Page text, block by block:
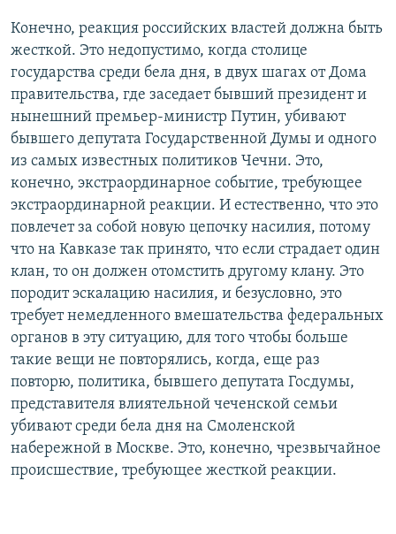
Конечно, реакция российских властей должна быть
жесткой. Это недопустимо, когда столице
государства среди бела дня, в двух шагах от Дома
правительства, где заседает бывший президент и
нынешний премьер-министр Путин, убивают
бывшего депутата Государственной Думы и одного
из самых известных политиков Чечни. Это,
конечно, экстраординарное событие, требующее
экстраординарной реакции. И естественно, что это
повлечет за собой новую цепочку насилия, потому
что на Кавказе так принято, что если страдает один
клан, то он должен отомстить другому клану. Это
породит эскалацию насилия, и безусловно, это
требует немедленного вмешательства федеральных
органов в эту ситуацию, для того чтобы больше
такие вещи не повторялись, когда, еще раз
повторю, политика, бывшего депутата Госдумы,
представителя влиятельной чеченской семьи
убивают среди бела дня на Смоленской
набережной в Москве. Это, конечно, чрезвычайное
происшествие, требующее жесткой реакции.